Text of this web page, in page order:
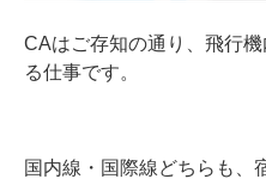
CAはご存知の通り、飛行
る仕事です。
国内線・国際線どちらも、